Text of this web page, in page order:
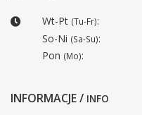
Wt-Pt (Tu-Fr):
So-Ni (Sa-Su):
Pon (Mo):
INFORMACJE / INFO